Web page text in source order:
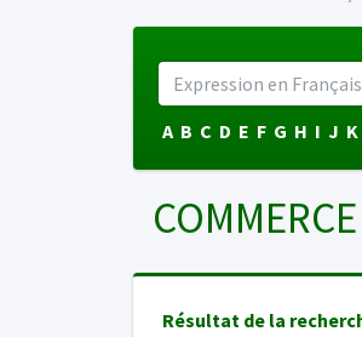
A B C D E F G H I J K
COMMERCE
Résultat de la